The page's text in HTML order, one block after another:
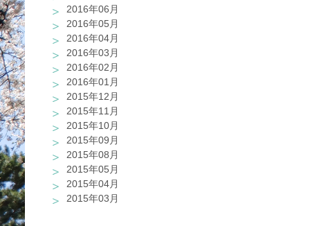
2016年06月
2016年05月
2016年04月
2016年03月
2016年02月
2016年01月
2015年12月
2015年11月
2015年10月
2015年09月
2015年08月
2015年05月
2015年04月
2015年03月